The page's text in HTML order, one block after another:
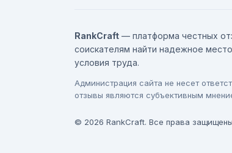
RankCraft — платформа честных
соискателям найти надежное
условия труда.
Администрация сайта не несет
отзывы являются субъективным
© 2026 RankCraft. Все права